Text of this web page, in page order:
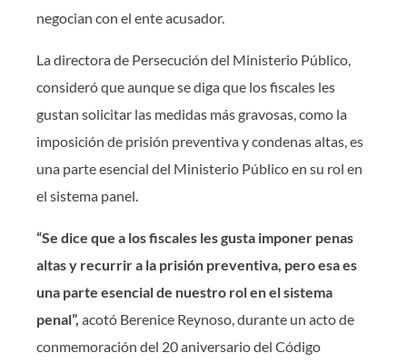
negocian con el ente acusador.
La directora de Persecución del Ministerio Público,
consideró que aunque se diga que los fiscales les
gustan solicitar las medidas más gravosas, como la
imposición de prisión preventiva y condenas altas, es
una parte esencial del Ministerio Público en su rol en
el sistema panel.
“Se dice que a los fiscales les gusta imponer penas
altas y recurrir a la prisión preventiva, pero esa es
una parte esencial de nuestro rol en el sistema
penal”, acotó Berenice Reynoso, durante un acto de
conmemoración del 20 aniversario del Código